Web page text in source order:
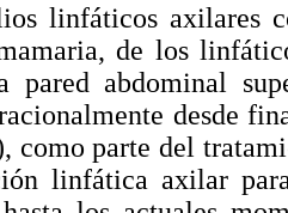
linfáticos axilares
de los
pared abdominal
desde
como parte del
linfática axilar